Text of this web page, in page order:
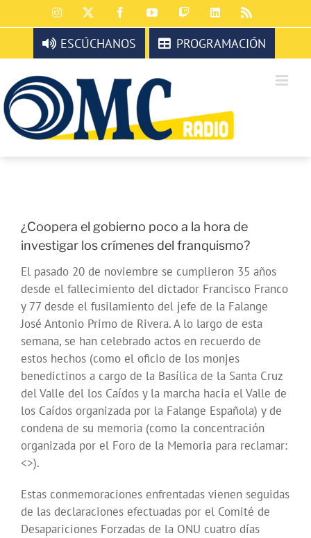
al
contenido
Instagram FacebookYouTubeTwitchLinkedIn
ESCÚCHANOS PROGRAMACIÓN
¿Coopera el gobierno poco a la hora de
investigar los crímenes del franquismo?
El pasado 20 de noviembre se cumplieron 35 años
desde el fallecimiento del dictador Francisco Franco
y 77 desde el fusilamiento del jefe de la Falange
José Antonio Primo de Rivera. A lo largo de esta
semana, se han celebrado actos en recuerdo de
estos hechos (como el oficio de los monjes
benedictinos a cargo de la Basílica de la Santa Cruz
del Valle del los Caídos y la marcha hacia el Valle de
los Caídos organizada por la Falange Española) y de
condena de su memoria (como la concentración
organizada por el Foro de la Memoria para reclamar:
<>).
Estas conmemoraciones enfrentadas vienen seguidas
de las declaraciones efectuadas por el Comité de
Desapariciones Forzadas de la ONU cuatro días